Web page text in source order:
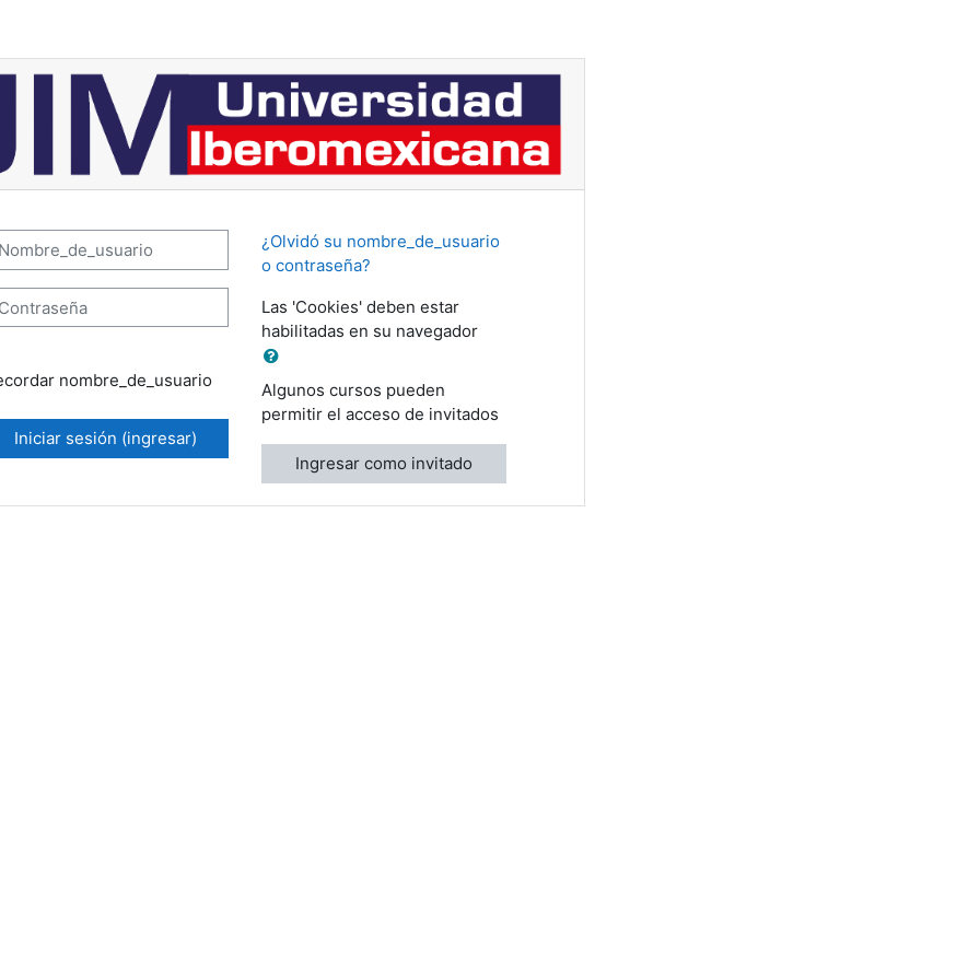
Iniciar sesión (ingresar)
nombre_de_usuario
Iniciar sesión (ingresar)
¿Olvidó su nombre_de_usuario
o contraseña?
Las 'Cookies' deben estar
habilitadas en su navegador
Algunos cursos pueden
permitir el acceso de invitados
Ingresar como invitado